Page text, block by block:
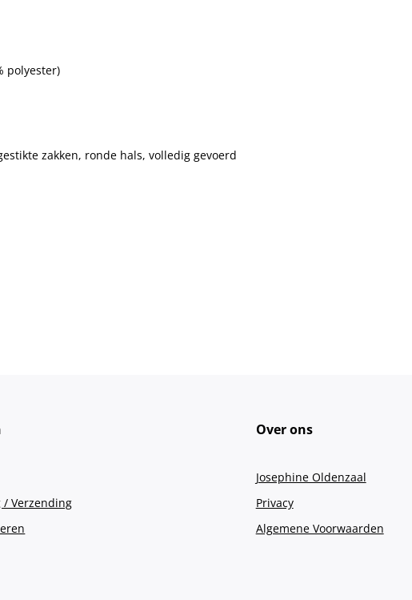
polyester)
zakken, ronde hals, volledig gevoerd
/ Verzending
Over ons
Josephine Oldenzaal
Privacy
Algemene Voorwaarden